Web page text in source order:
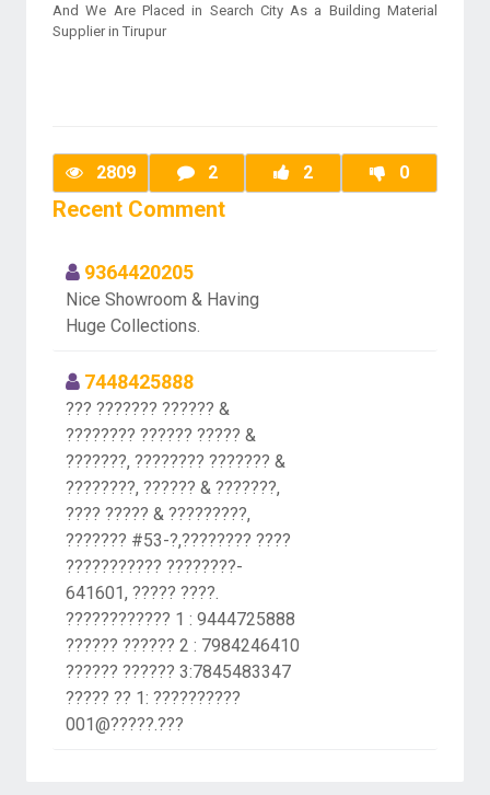
And We Are Placed in Search City As a Building Material
Supplier in Tirupur
2809 2 2 0
Recent Comment
9364420205
Nice Showroom & Having
Huge Collections.
7448425888
??? ??????? ?????? &
???????? ?????? ????? &
???????, ???????? ??????? &
????????, ?????? & ???????,
???? ????? & ?????????,
??????? #53-?,???????? ????
??????????? ????????-
641601, ????? ????.
???????????? 1 : 9444725888
?????? ?????? 2 : 7984246410
?????? ?????? 3:7845483347
????? ?? 1: ??????????
001@?????.???